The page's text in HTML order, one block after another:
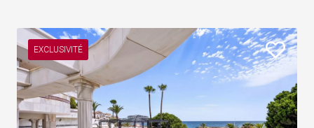
EXCLUSIVITÉ